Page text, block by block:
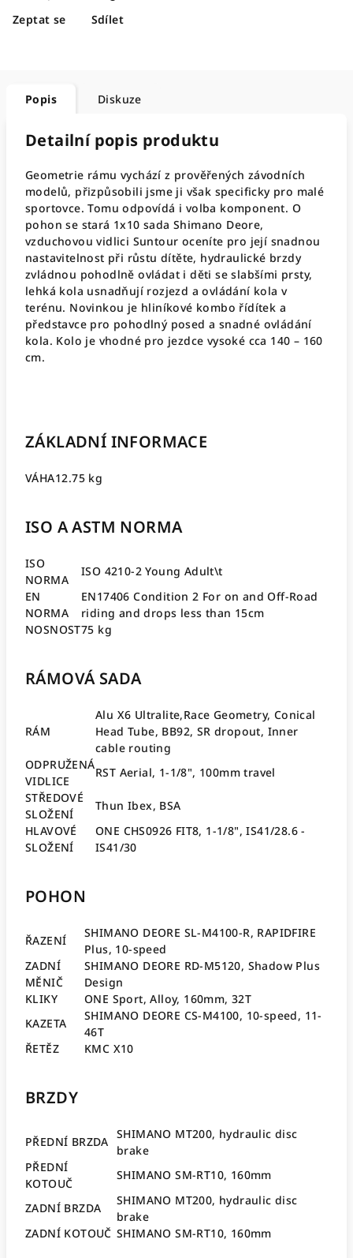
Zeptat se Sdílet
Popis Diskuze
Detailní popis produktu
Geometrie rámu vychází z prověřených závodních
modelů, přizpůsobili jsme ji však specificky pro malé
sportovce. Tomu odpovídá i volba komponent. O
pohon se stará 1x10 sada Shimano Deore,
vzduchovou vidlici Suntour oceníte pro její snadnou
nastavitelnost při růstu dítěte, hydraulické brzdy
zvládnou pohodlně ovládat i děti se slabšími prsty,
lehká kola usnadňují rozjezd a ovládání kola v
terénu. Novinkou je hliníkové kombo řídítek a
představce pro pohodlný posed a snadné ovládání
kola. Kolo je vhodné pro jezdce vysoké cca 140 – 160
cm.
ZÁKLADNÍ INFORMACE
VÁHA12.75 kg
ISO A ASTM NORMA
ISO
NORMA
ISO 4210-2 Young Adult\t
EN
NORMA
EN17406 Condition 2 For on and Off-Road
riding and drops less than 15cm
NOSNOST75 kg
RÁMOVÁ SADA
RÁM
Alu X6 Ultralite,Race Geometry, Conical
Head Tube, BB92, SR dropout, Inner
cable routing
ODPRUŽENÁ
VIDLICE
RST Aerial, 1-1/8", 100mm travel
STŘEDOVÉ
SLOŽENÍ
Thun Ibex, BSA
HLAVOVÉ
SLOŽENÍ
ONE CHS0926 FIT8, 1-1/8", IS41/28.6 -
IS41/30
POHON
ŘAZENÍ
SHIMANO DEORE SL-M4100-R, RAPIDFIRE
Plus, 10-speed
ZADNÍ
MĚNIČ
SHIMANO DEORE RD-M5120, Shadow Plus
Design
KLIKY
ONE Sport, Alloy, 160mm, 32T
KAZETA
SHIMANO DEORE CS-M4100, 10-speed, 11-
46T
ŘETĚZ
KMC X10
BRZDY
PŘEDNÍ BRZDA
SHIMANO MT200, hydraulic disc
brake
PŘEDNÍ
KOTOUČ
SHIMANO SM-RT10, 160mm
ZADNÍ BRZDA
SHIMANO MT200, hydraulic disc
brake
ZADNÍ KOTOUČ SHIMANO SM-RT10, 160mm